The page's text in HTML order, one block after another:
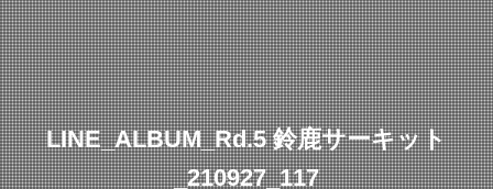
LINE_ALBUM_Rd.5 鈴鹿サーキット
_210927_117